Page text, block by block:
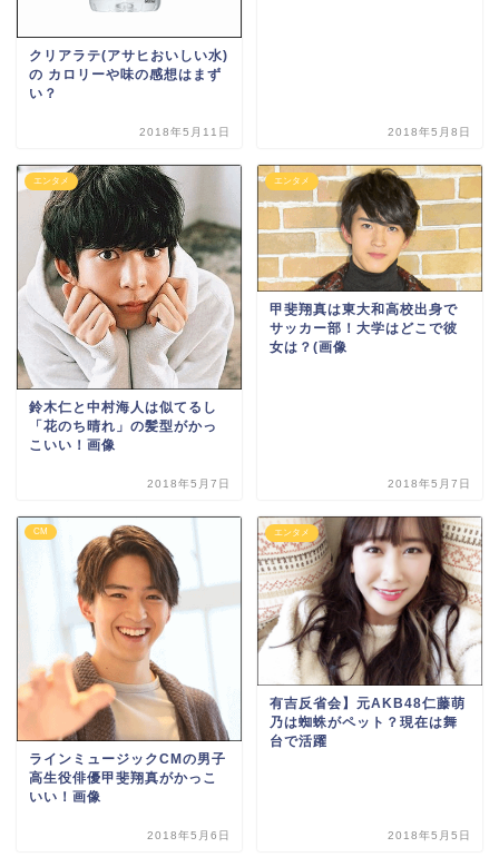
クリアラテ(アサヒおいしい水)
の カロリーや味の感想はまず
い？
2018年5月11日 2018年5月8日
エンタメ
鈴木仁と中村海人は似てるし
「花のち晴れ」の髪型がかっ
こいい！画像
2018年5月7日
エンタメ
甲斐翔真は東大和高校出身で
サッカー部！大学はどこで彼
女は？(画像
2018年5月7日
CM
ラインミュージックCMの男子
高生役俳優甲斐翔真がかっこ
いい！画像
2018年5月6日
エンタメ
有吉反省会】元AKB48仁藤萌
乃は蜘蛛がペット？現在は舞
台で活躍
2018年5月5日